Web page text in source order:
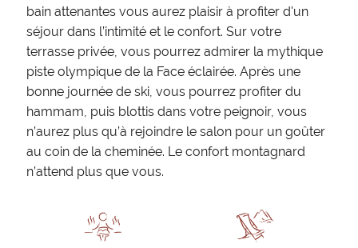
bain attenantes vous aurez plaisir à profiter d'un
séjour dans l’intimité et le confort. Sur votre
terrasse privée, vous pourrez admirer la mythique
piste olympique de la Face éclairée. Après une
bonne journée de ski, vous pourrez profiter du
hammam, puis blottis dans votre peignoir, vous
n’aurez plus qu’à rejoindre le salon pour un goûter
au coin de la cheminée. Le confort montagnard
n’attend plus que vous.